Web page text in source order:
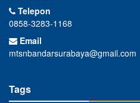
Telepon
0858-3283-1168
Email
mtsnbandarsurabaya@gmail.com
Tags